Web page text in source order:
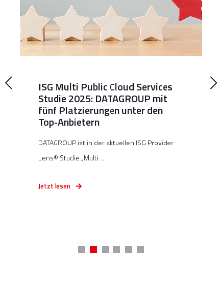
ISG Multi Public Cloud Services
Studie 2025: DATAGROUP mit
fünf Platzierungen unter den
Top-Anbietern
DATAGROUP ist in der aktuellen ISG Provider
Lens® Studie „Multi ...
Jetzt lesen